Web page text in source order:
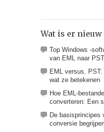
Wat is er nieuw
Top Windows -
van EML naar
EML versus.
wat ze betekenen
Hoe EML-
converteren: Een
De basisprincipes
conversie